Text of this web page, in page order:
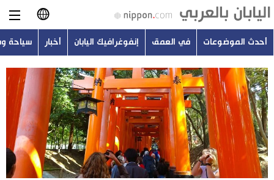
日本語
English
简体字
繁體字
Français
أحدث الموضوعات
في العمق
أحدث الموضوعات في العمق إنفوغرافيك اليابان أخبار سياحة